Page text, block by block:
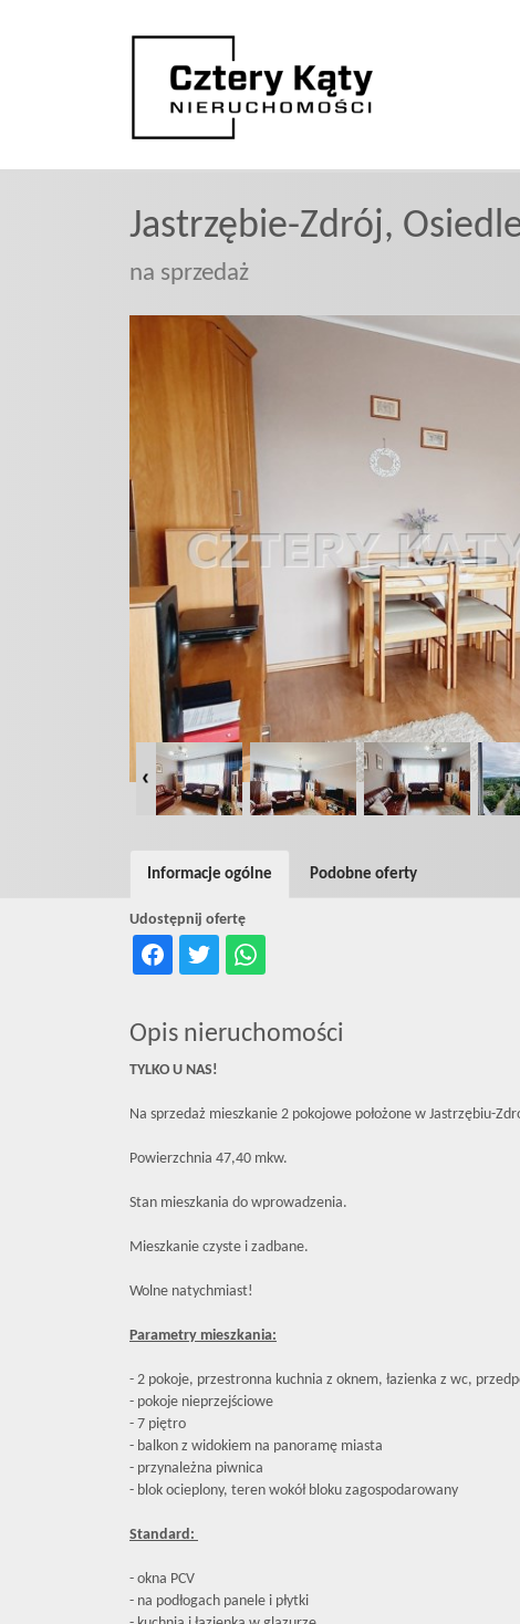
Jastrzębie-Zdrój,
na sprzedaż
Udostępnij ofertę
Informacje ogólne Podobne oferty
Opis nieruchomości
TYLKO U NAS!
Na sprzedaż mieszkanie 2 pokojowe położone w Jastrzębiu-
Powierzchnia 47,40 mkw.
Stan mieszkania do wprowadzenia.
Mieszkanie czyste i zadbane.
Wolne natychmiast!
Parametry mieszkania:
- 2 pokoje, przestronna kuchnia z oknem, łazienka z wc,
- pokoje nieprzejściowe
- 7 piętro
- balkon z widokiem na panoramę miasta
- przynależna piwnica
- blok ocieplony, teren wokół bloku zagospodarowany
Standard:
- okna PCV
- na podłogach panele i płytki